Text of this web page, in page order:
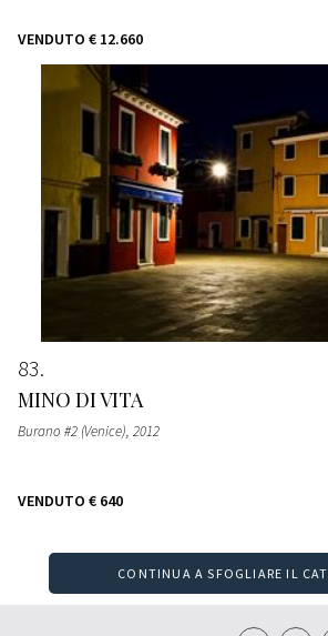
VENDUTO € 12.660
83
MINO DI VITA
Burano #2 (Venice), 2012
VENDUTO € 640
CONTINUA A SFOGLIARE IL